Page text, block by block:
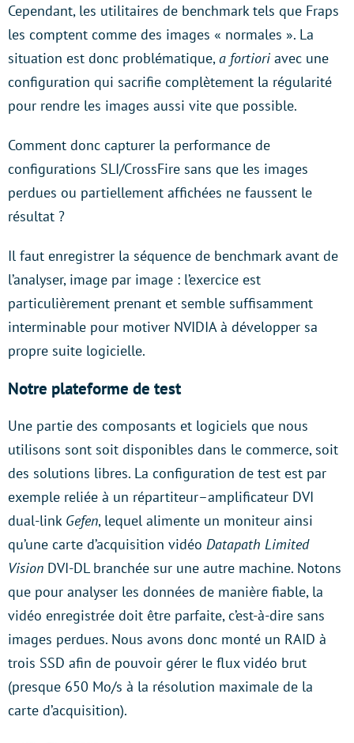
Cependant, les utilitaires de benchmark tels que Fraps
les comptent comme des images « normales ». La
situation est donc problématique,a fortiori avec une
configuration qui sacrifie complètement la régularité
pour rendre les images aussi vite que possible.
Comment donc capturer la performance de
configurations SLI/CrossFire sans que les images
perdues ou partiellement affichées ne faussent le
résultat ?
Il faut enregistrer la séquence de benchmark avant de
l’analyser, image par image : l’exercice est
particulièrement prenant et semble suffisamment
interminable pour motiver NVIDIA à développer sa
propre suite logicielle.
Notre plateforme de test
Une partie des composants et logiciels que nous
utilisons sont soit disponibles dans le commerce, soit
des solutions libres. La configuration de test est par
exemple reliée à un répartiteur–amplificateur DVI
dual-link Gefen, lequel alimente un moniteur ainsi
qu’une carte d’acquisition vidéo Datapath Limited
Vision DVI-DL branchée sur une autre machine. Notons
que pour analyser les données de manière fiable, la
vidéo enregistrée doit être parfaite, c’est-à-dire sans
images perdues. Nous avons donc monté un RAID à
trois SSD afin de pouvoir gérer le flux vidéo brut
(presque 650 Mo/s à la résolution maximale de la
carte d’acquisition).